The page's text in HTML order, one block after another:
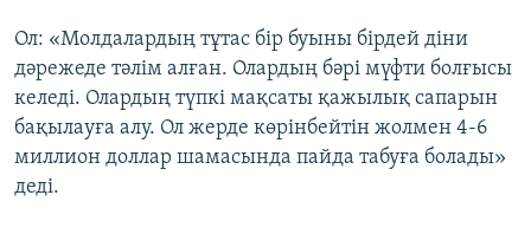
Ол: «Молдалардың тұтас бір буыны бірдей діни
дәрежеде тәлім алған. Олардың бәрі мүфти болғысы
келеді. Олардың түпкі мақсаты қажылық сапарын
бақылауға алу. Ол жерде көрінбейтін жолмен 4-6
миллион доллар шамасында пайда табуға болады»
деді.